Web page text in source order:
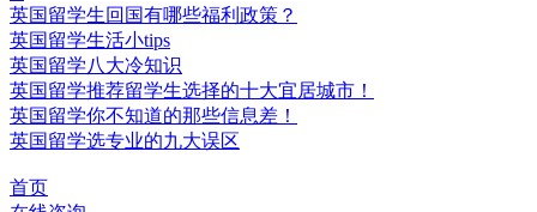
英国留学生回国有哪些福利政策？
英国留学生活小tips
英国留学八大冷知识
英国留学推荐留学生选择的十大宜居城市！
英国留学你不知道的那些信息差！
英国留学选专业的九大误区
首页